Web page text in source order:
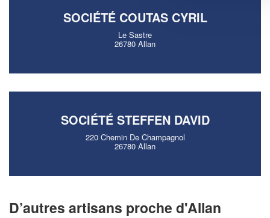
SOCIÉTÉ COUTAS CYRIL
Le Sastre
26780 Allan
SOCIÉTÉ STEFFEN DAVID
220 Chemin De Champagnol
26780 Allan
D’autres artisans proche d'Allan